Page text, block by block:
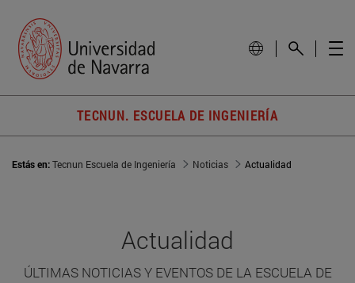
TECNUN. ESCUELA DE INGENIERÍA
Estás en:Tecnun Escuela de Ingeniería Noticias Actualidad
Actualidad
ÚLTIMAS NOTICIAS Y EVENTOS DE LA ESCUELA DE